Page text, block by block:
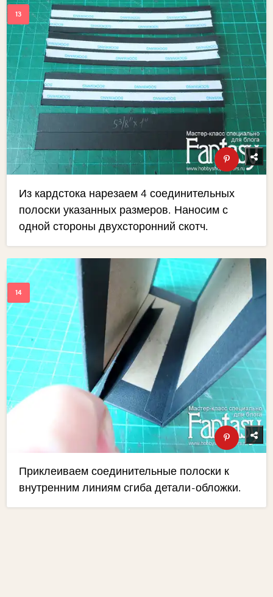
Из кардстока нарезаем 4 соединительных
полоски указанных размеров. Наносим с
одной стороны двухсторонний скотч.
Приклеиваем соединительные полоски к
внутренним линиям сгиба детали-обложки.